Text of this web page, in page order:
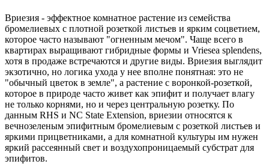
Вриезия - эффектное комнатное растение из семейства
бромелиевых с плотной розеткой листьев и ярким соцветием,
которое часто называют "огненным мечом". Чаще всего в
квартирах выращивают гибридные формы и Vriesea splendens,
хотя в продаже встречаются и другие виды. Вриезия выглядит
экзотично, но логика ухода у нее вполне понятная: это не
"обычный цветок в земле", а растение с воронкой-розеткой,
которое в природе часто живет как эпифит и получает влагу
не только корнями, но и через центральную розетку. По
данным RHS и NC State Extension, вриезии относятся к
вечнозеленым эпифитным бромелиевым с розеткой листьев и
яркими прицветниками, а для комнатной культуры им нужен
яркий рассеянный свет и воздухопроницаемый субстрат для
эпифитов.